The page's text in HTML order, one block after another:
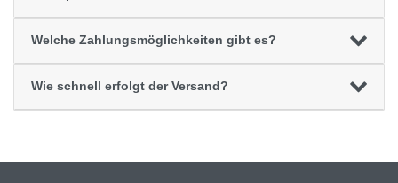
Welche Zahlungsmöglichkeiten gibt es?
Wie schnell erfolgt der Versand?